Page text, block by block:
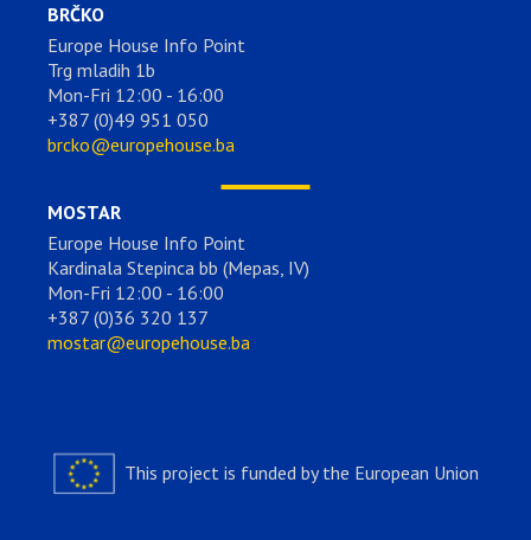
BRČKO
Europe House Info Point
Trg mladih 1b
Mon-Fri 12:00 - 16:00
+387 (0)49 951 050
brcko@europehouse.ba
MOSTAR
Europe House Info Point
Kardinala Stepinca bb (Mepas, IV)
Mon-Fri 12:00 - 16:00
+387 (0)36 320 137
mostar@europehouse.ba
This project is funded by the European Union